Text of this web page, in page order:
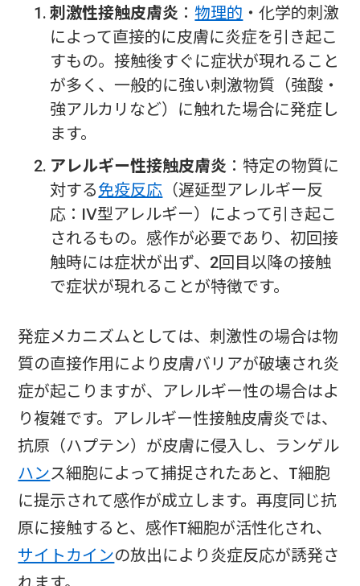
刺激性接触皮膚炎 ：物理的 ・化学的刺激
によって直接的に皮膚に炎症を引き起こ
すもの。接触後すぐに症状が現れること
が多く、一般的に強い刺激物質（強酸・
強アルカリなど）に触れた場合に発症し
ます。
アレルギー性接触皮膚炎 ：特定の物質に
対する免疫反応 （遅延型アレルギー反
応：IV型アレルギー）によって引き起こ
されるもの。感作が必要であり、初回接
触時には症状が出ず、2回目以降の接触
で症状が現れることが特徴です。
発症メカニズムとしては、刺激性の場合は物
質の直接作用により皮膚バリアが破壊され炎
症が起こりますが、アレルギー性の場合はよ
り複雑です。アレルギー性接触皮膚炎では、
抗原（ハプテン）が皮膚に侵入し、ランゲル
ハンス細胞によって捕捉されたあと、T細胞
に提示されて感作が成立します。再度同じ抗
原に接触すると、感作T細胞が活性化され、
サイトカインの放出により炎症反応が誘発さ